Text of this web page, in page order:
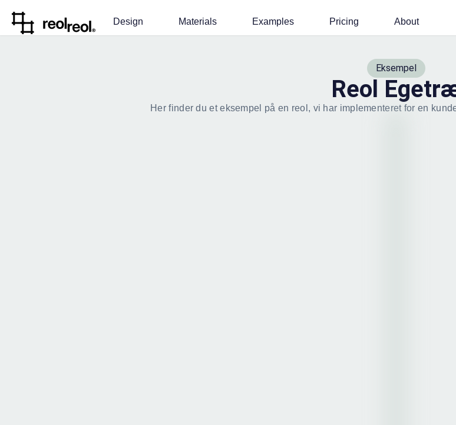
Design Materials Examples Pricing About
Eksempel
Reol
Her finder du et eksempel på en reol, vi har implementeret for en